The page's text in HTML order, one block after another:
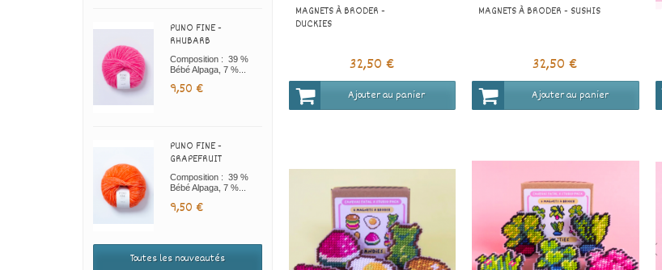
PUNO FINE -
RHUBARB
Composition : 39 %
Bébé Alpaga, 7 %...
9,50 €
PUNO FINE -
GRAPEFRUIT
Composition : 39 %
Bébé Alpaga, 7 %...
9,50 €
Toutes les nouveautés
MAGNETS À BRODER -
DUCKIES
32,50 €
Ajouter au panier
MAGNETS À BRODER - SUSHIS
32,50 €
Ajouter au panier